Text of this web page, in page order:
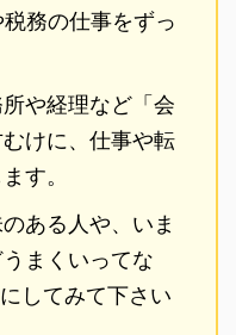
務の仕事をずっ
や経理など「会
けに、仕事や転
す。
ある人や、いま
まくいってな
してみて下さい